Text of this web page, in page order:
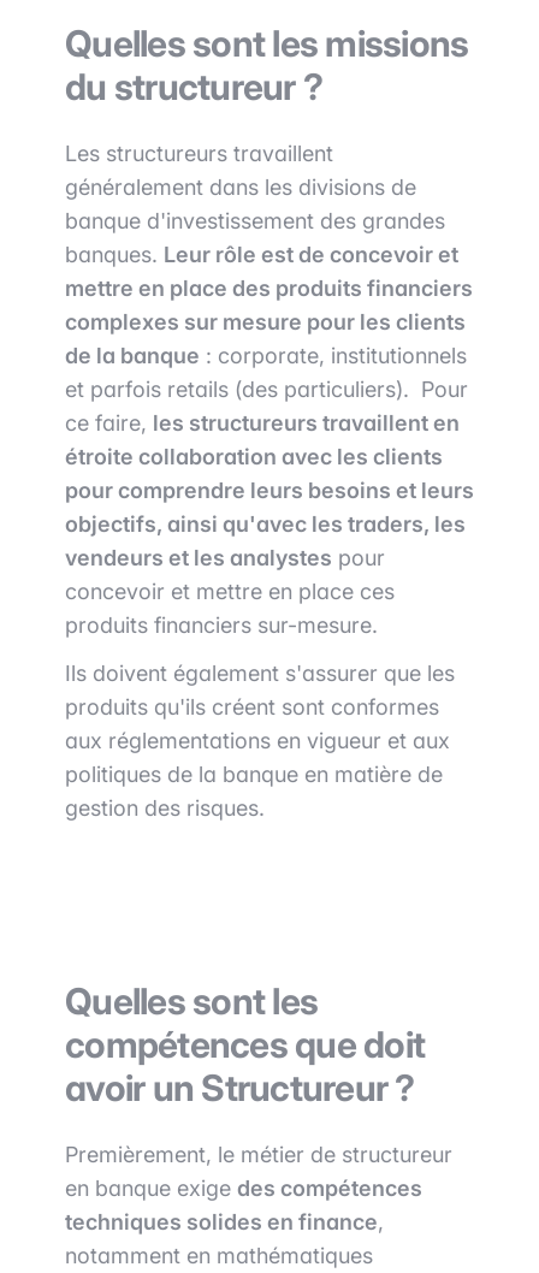
Quelles sont les missions
du structureur ?
Les structureurs travaillent
généralement dans les divisions de
banque d'investissement des grandes
banques. Leur rôle est de concevoir et
mettre en place des produits financiers
complexes sur mesure pour les clients
de la banque : corporate, institutionnels
et parfois retails (des particuliers). Pour
ce faire, les structureurs travaillent en
étroite collaboration avec les clients
pour comprendre leurs besoins et leurs
objectifs, ainsi qu'avec les traders, les
vendeurs et les analystes pour
concevoir et mettre en place ces
produits financiers sur-mesure.
Ils doivent également s'assurer que les
produits qu'ils créent sont conformes
aux réglementations en vigueur et aux
politiques de la banque en matière de
gestion des risques.
Quelles sont les
compétences que doit
avoir un Structureur ?
Premièrement, le métier de structureur
en banque exige des compétences
techniques solides en finance,
notamment en mathématiques